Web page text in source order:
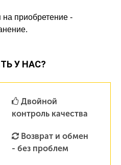
приобретение -
У НАС?
Двойной
контроль качества
Возврат и обмен
- без проблем